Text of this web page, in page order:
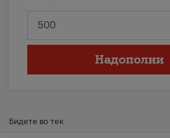
Надополни
Бидете во тек